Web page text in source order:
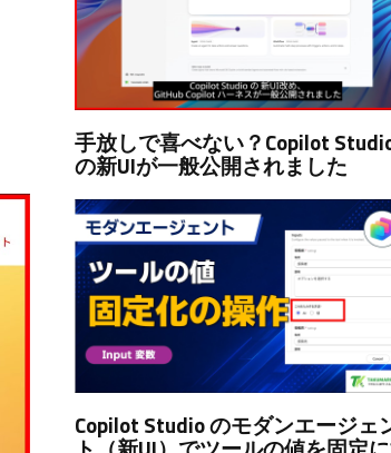
手放しで喜べない？Copilot
の新UIが一般公開されました
Copilot Studio のモダンエージェ